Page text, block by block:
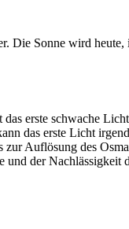
Die Sonne wird
erste schwache
das erste Licht
zur Auflösung des
der